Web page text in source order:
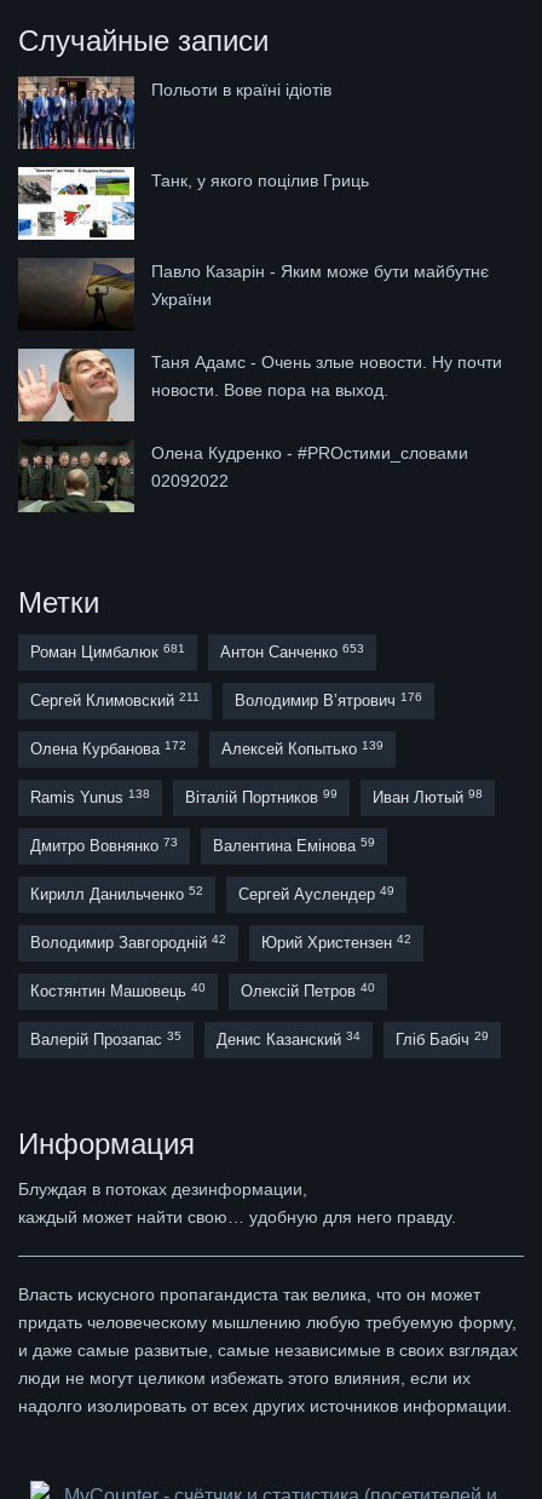
Случайные записи
Польоти в країні ідіотів
Танк, у якого поцілив Гриць
Павло Казарін - Яким може бути майбутнє
України
Таня Адамс - Очень злые новости. Ну почти
новости. Вове пора на выход.
Олена Кудренко - #PROстими_словами
02092022
Метки
Роман Цимбалюк 681 Антон Санченко 653
Сергей Климовский 211 Володимир В’ятрович 176
Олена Курбанова 172 Алексей Копытько 139
Ramis Yunus 138 Віталій Портников 99 Иван Лютый 98
Дмитро Вовнянко 73 Валентина Емінова 59
Кирилл Данильченко 52 Сергей Ауслендер 49
Володимир Завгородній 42 Юрий Христензен 42
Костянтин Машовець 40 Олексій Петров 40
Валерій Прозапас 35 Денис Казанский 34 Гліб Бабіч 29
Информация
Блуждая в потоках дезинформации,
каждый может найти свою… удобную для него правду.
Власть искусного пропагандиста так велика, что он может
придать человеческому мышлению любую требуемую форму,
и даже самые развитые, самые независимые в своих взглядах
люди не могут целиком избежать этого влияния, если их
надолго изолировать от всех других источников информации.